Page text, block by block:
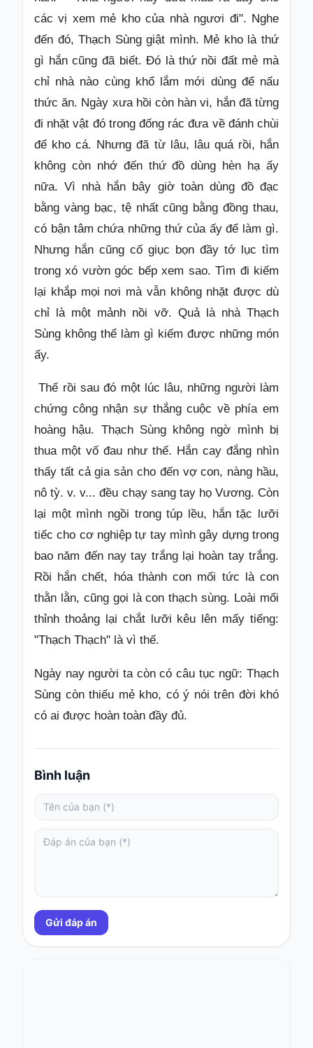
các vị xem mẻ kho của nhà ngươi đi". Nghe
đến đó, Thạch Sùng giật mình. Mẻ kho là thứ
gì hắn cũng đã biết. Đó là thứ nồi đất mẻ mà
chỉ nhà nào cùng khổ lắm mới dùng để nấu
thức ăn. Ngày xưa hồi còn hàn vi, hắn đã từng
đi nhặt vật đó trong đống rác đưa về đánh chùi
để kho cá. Nhưng đã từ lâu, lâu quá rồi, hắn
không còn nhớ đến thứ đồ dùng hèn hạ ấy
nữa. Vì nhà hắn bây giờ toàn dùng đồ đạc
bằng vàng bạc, tệ nhất cũng bằng đồng thau,
có bận tâm chứa những thứ của ấy để làm gì.
Nhưng hắn cũng cố giục bọn đầy tớ lục tìm
trong xó vườn góc bếp xem sao. Tìm đi kiếm
lại khắp mọi nơi mà vẫn không nhặt được dù
chỉ là một mảnh nồi vỡ. Quả là nhà Thạch
Sùng không thể làm gì kiếm được những món
ấy.
Thế rồi sau đó một lúc lâu, những người làm
chứng công nhận sự thắng cuộc về phía em
hoàng hậu. Thạch Sùng không ngờ mình bị
thua một vố đau như thế. Hắn cay đắng nhìn
thấy tất cả gia sản cho đến vợ con, nàng hầu,
nô tỳ. v. v... đều chạy sang tay họ Vương. Còn
lại một mình ngồi trong túp lều, hắn tặc lưỡi
tiếc cho cơ nghiệp tự tay mình gây dựng trong
bao năm đến nay tay trắng lại hoàn tay trắng.
Rồi hắn chết, hóa thành con mối tức là con
thằn lằn, cũng gọi là con thạch sùng. Loài mối
thỉnh thoảng lại chắt lưỡi kêu lên mấy tiếng:
"Thạch Thạch" là vì thế.
Ngày nay người ta còn có câu tục ngữ: Thạch
Sùng còn thiếu mẻ kho, có ý nói trên đời khó
có ai được hoàn toàn đầy đủ.
Bình luận
Gửi đáp án